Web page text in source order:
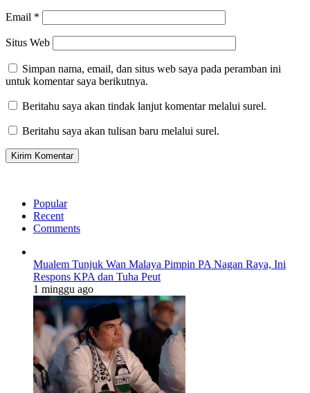
Email *
Situs Web
Simpan nama, email, dan situs web saya pada peramban ini
untuk komentar saya berikutnya.
Beritahu saya akan tindak lanjut komentar melalui surel.
Beritahu saya akan tulisan baru melalui surel.
Popular
Recent
Comments
Mualem Tunjuk Wan Malaya Pimpin PA Nagan Raya, Ini
Respons KPA dan Tuha Peut
1 minggu ago